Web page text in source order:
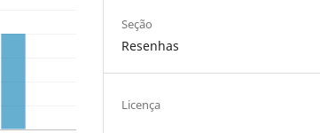
Seção
Resenhas
Licença